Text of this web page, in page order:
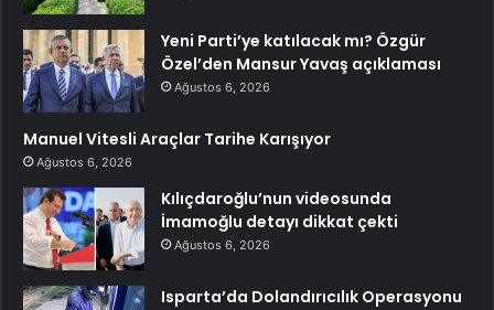
Yeni Parti’ye katılacak mı? Özgür
Özel’den Mansur Yavaş açıklaması
Ağustos 6, 2026
Manuel Vitesli Araçlar Tarihe Karışıyor
Ağustos 6, 2026
Kılıçdaroğlu’nun videosunda
İmamoğlu detayı dikkat çekti
Ağustos 6, 2026
Isparta’da Dolandırıcılık Operasyonu